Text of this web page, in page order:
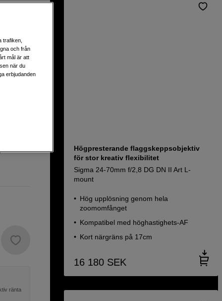
ränta
Högpresterande flaggskeppsobjektiv
för stor kreativ flexibilitet
Sigma 24-70mm f/2,8 DG DN II Art L-
mount
Hög upplösning genom hela
zoomomfånget
Kompatibel med höghastighets-AF
Kort närgräns på 17cm
16 180 SEK
trafiken,
och från
mål är att
när du
erbjudanden